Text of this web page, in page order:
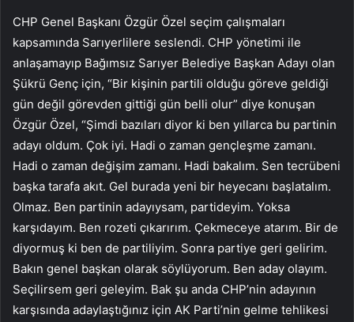
CHP Genel Başkanı Özgür Özel seçim çalışmaları
kapsamında Sarıyerlilere seslendi. CHP yönetimi ile
anlaşamayıp Bağımsız Sarıyer Belediye Başkan Adayı olan
Şükrü Genç için, “Bir kişinin partili olduğu göreve geldiği
gün değil görevden gittiği gün belli olur” diye konuşan
Özgür Özel, “Şimdi bazıları diyor ki ben yıllarca bu partinin
adayı oldum. Çok iyi. Hadi o zaman gençleşme zamanı.
Hadi o zaman değişim zamanı. Hadi bakalım. Sen tecrübeni
başka tarafa akıt. Gel burada yeni bir heyecanı başlatalım.
Olmaz. Ben partinin adayıysam, partideyim. Yoksa
karşıdayım. Ben rozeti çıkarırım. Çekmeceye atarım. Bir de
diyormuş ki ben de partiliyim. Sonra partiye geri gelirim.
Bakın genel başkan olarak söylüyorum. Ben aday olayım.
Seçilirsem geri geleyim. Bak şu anda CHP’nin adayının
karşısında adaylaştığınız için AK Parti’nin gelme tehlikesi